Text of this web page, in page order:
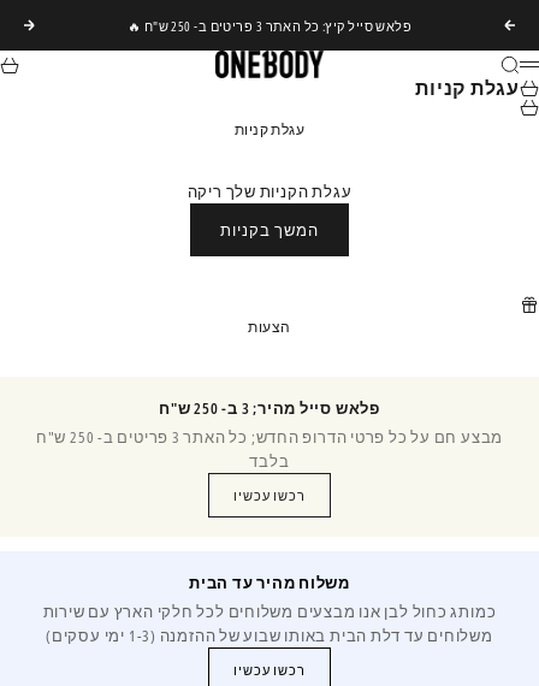
הקודם
פלאש סייל קיץ: כל האתר 3 פריטים ב- 250 ש"ח 🔥
הבא
ONEBODY
תפריט
חיפוש
עגלת קניות
עגלת קניות
עגלת הקניות שלך ריקה
המשך בקניות
הצעות
פלאש סייל מהיר; 3 ב- 250 ש"ח
מבצע חם על כל פרטי הדרופ החדש; כל האתר 3 פריטים ב- 250 ש"ח
בלבד
רכשו עכשיו
משלוח מהיר עד הבית
כמותג כחול לבן אנו מבצעים משלוחים לכל חלקי הארץ עם שירות
משלוחים עד דלת הבית באותו שבוע של ההזמנה (1-3 ימי עסקים)
רכשו עכשיו